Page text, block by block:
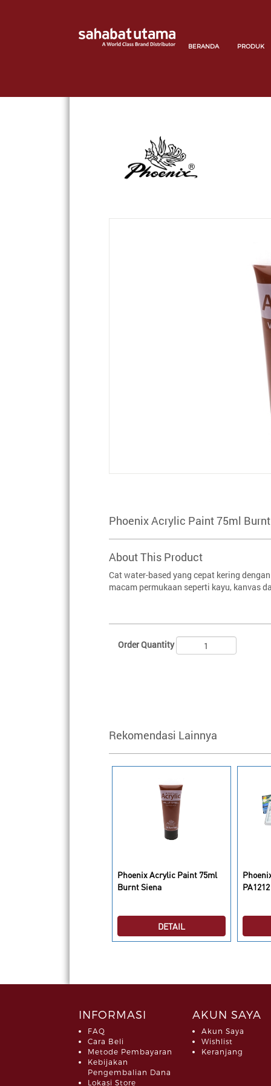
BERANDA PRODUK
Phoenix Acrylic Paint 75ml
About This Product
Cat water-based yang cepat kering
macam permukaan seperti kayu, kanvas
Order Quantity
Rekomendasi Lainnya
Phoenix Acrylic Paint 75ml
Burnt Siena
DETAIL
PA1212
INFORMASI
FAQ
Cara Beli
Metode Pembayaran
Kebijakan
Pengembalian Dana
Lokasi Store
AKUN SAYA
Akun Saya
Wishlist
Keranjang